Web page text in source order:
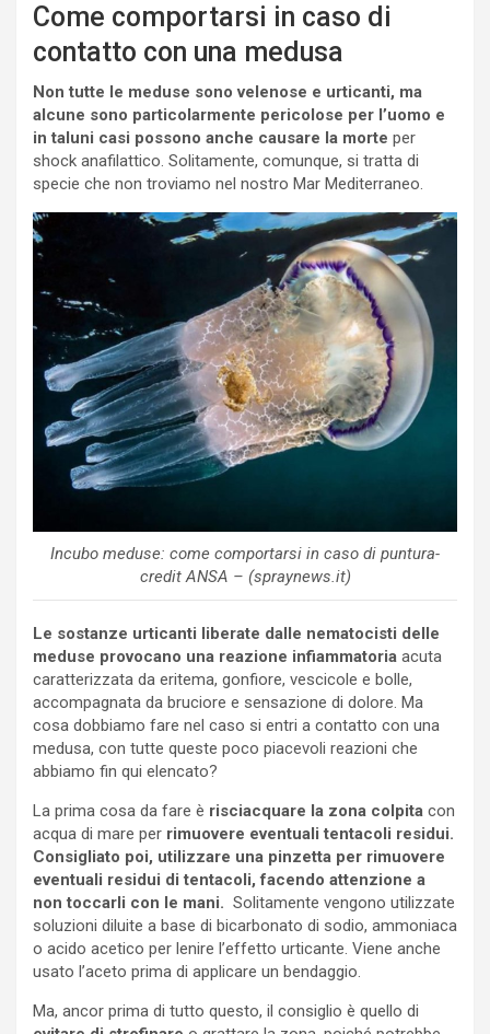
Come comportarsi in caso di
contatto con una medusa
Non tutte le meduse sono velenose e urticanti, ma
alcune sono particolarmente pericolose per l’uomo e
in taluni casi possono anche causare la morte per
shock anafilattico. Solitamente, comunque, si tratta di
specie che non troviamo nel nostro Mar Mediterraneo.
Incubo meduse: come comportarsi in caso di puntura-
credit ANSA – (spraynews.it)
Le sostanze urticanti liberate dalle nematocisti delle
meduse provocano una reazione infiammatoria acuta
caratterizzata da eritema, gonfiore, vescicole e bolle,
accompagnata da bruciore e sensazione di dolore. Ma
cosa dobbiamo fare nel caso si entri a contatto con una
medusa, con tutte queste poco piacevoli reazioni che
abbiamo fin qui elencato?
La prima cosa da fare è risciacquare la zona colpita con
acqua di mare per rimuovere eventuali tentacoli residui.
Consigliato poi, utilizzare una pinzetta per rimuovere
eventuali residui di tentacoli, facendo attenzione a
non toccarli con le mani. Solitamente vengono utilizzate
soluzioni diluite a base di bicarbonato di sodio, ammoniaca
o acido acetico per lenire l’effetto urticante. Viene anche
usato l’aceto prima di applicare un bendaggio.
Ma, ancor prima di tutto questo, il consiglio è quello di